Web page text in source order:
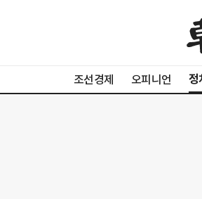
조선경제 오피니언 정